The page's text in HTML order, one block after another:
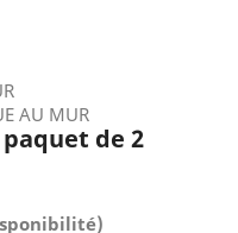
AU MUR
paquet de 2